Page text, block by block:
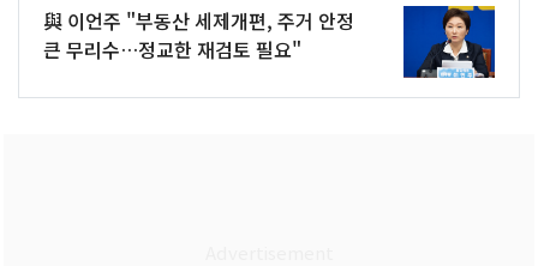
與 이언주 "부동산 세제개편, 주거 안정
큰 무리수…정교한 재검토 필요"